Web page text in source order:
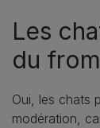
Les
du
Oui, les chats
modération,